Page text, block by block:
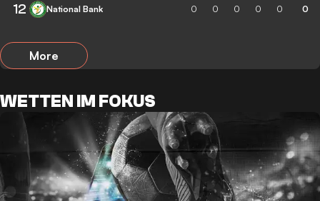
12 National Bank 0 0 0 0 0 0
More
WETTEN IM FOKUS